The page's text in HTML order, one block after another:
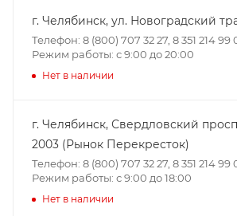
г. Челябинск, ул. Новоградский
Телефон: 8 (800) 707 32 27, 8 351 214 99
Режим работы: с 9:00 до 20:00
Нет в наличии
г. Челябинск, Свердловский
2003 (Рынок Перекресток)
Телефон: 8 (800) 707 32 27, 8 351 214 99
Режим работы: с 9:00 до 18:00
Нет в наличии